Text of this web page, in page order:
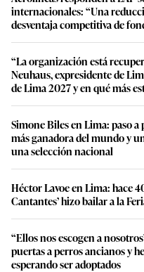
internacionales: “Una
desventaja competitiva de
“La organización está
Neuhaus, expresidente de
de Lima 2027 y en qué más
Simone Biles en Lima: paso a
más ganadora del mundo y
una selección nacional
Héctor Lavoe en Lima: hace
Cantantes’ hizo bailar a la
“Ellos nos escogen a
puertas a perros ancianos y
esperando ser adoptados